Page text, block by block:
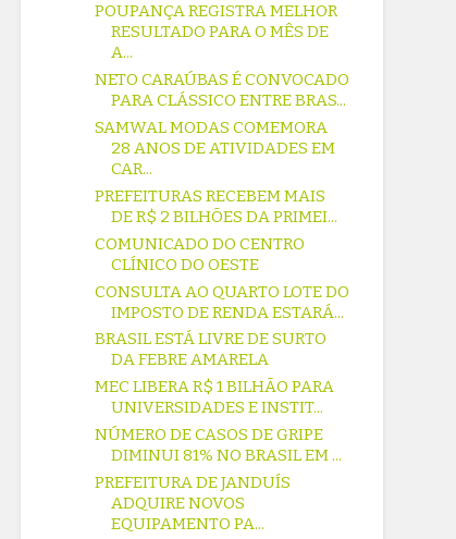
POUPANÇA REGISTRA MELHOR
RESULTADO PARA O MÊS DE
A...
NETO CARAÚBAS É CONVOCADO
PARA CLÁSSICO ENTRE BRAS...
SAMWAL MODAS COMEMORA
28 ANOS DE ATIVIDADES EM
CAR...
PREFEITURAS RECEBEM MAIS
DE R$ 2 BILHÕES DA PRIMEI...
COMUNICADO DO CENTRO
CLÍNICO DO OESTE
CONSULTA AO QUARTO LOTE DO
IMPOSTO DE RENDA ESTARÁ...
BRASIL ESTÁ LIVRE DE SURTO
DA FEBRE AMARELA
MEC LIBERA R$ 1 BILHÃO PARA
UNIVERSIDADES E INSTIT...
NÚMERO DE CASOS DE GRIPE
DIMINUI 81% NO BRASIL EM ...
PREFEITURA DE JANDUÍS
ADQUIRE NOVOS
EQUIPAMENTO PA...